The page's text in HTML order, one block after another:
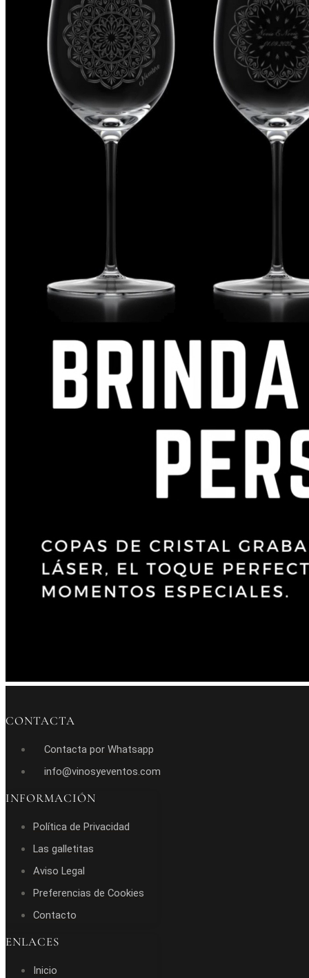
CONTACTA
Contacta por Whatsapp
info@vinosyeventos.com
INFORMACIÓN
Política de Privacidad
Las galletitas
Aviso Legal
Preferencias de Cookies
Contacto
ENLACES
Inicio